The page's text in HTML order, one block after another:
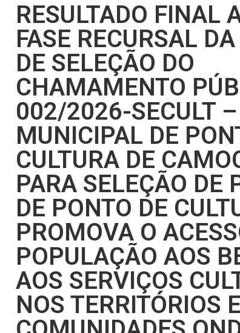
RESULTADO FINAL
FASE RECURSAL
DE SELEÇÃO DO
CHAMAMENTO
002/2026-SECULT –
MUNICIPAL DE
CULTURA DE
PARA SELEÇÃO DE
DE PONTO DE
PROMOVA O
POPULAÇÃO AOS
AOS SERVIÇOS
NOS TERRITÓRIOS E